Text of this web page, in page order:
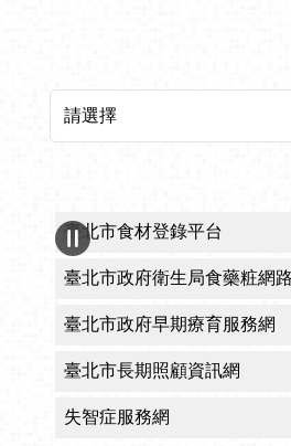
CRPD身心障礙者權利公約宣
臺北市醫療觀光網
臺北市政府自殺防治中心
臺北市政府衛生局社區心理衛
臺北市政府十二區健康服務中